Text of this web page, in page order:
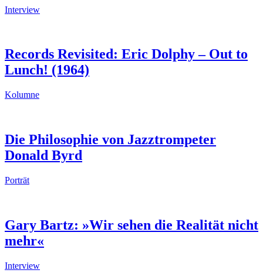
Interview
Records Revisited: Eric Dolphy – Out to
Lunch! (1964)
Kolumne
Die Philosophie von Jazztrompeter
Donald Byrd
Porträt
Gary Bartz: »Wir sehen die Realität nicht
mehr«
Interview